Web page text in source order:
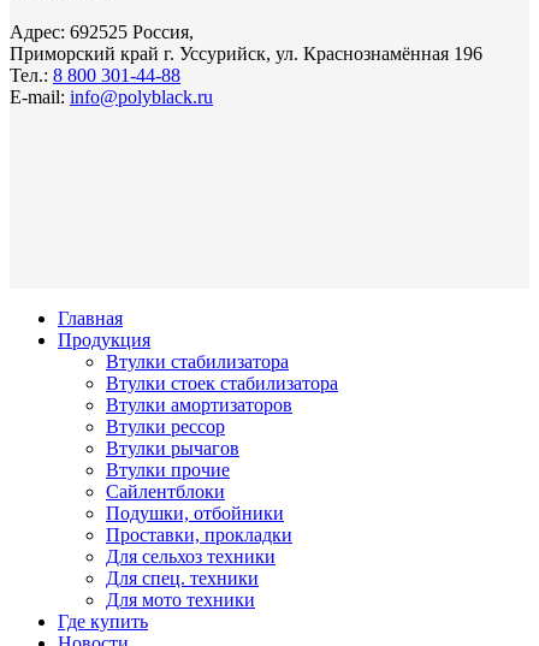
Адрес: 692525 Россия,
Приморский край г. Уссурийск, ул. Краснознамённая 196
Тел.: 8 800 301-44-88
E-mail: info@polyblack.ru
Главная
Продукция
Втулки стабилизатора
Втулки стоек стабилизатора
Втулки амортизаторов
Втулки рессор
Втулки рычагов
Втулки прочие
Сайлентблоки
Подушки, отбойники
Проставки, прокладки
Для сельхоз техники
Для спец. техники
Для мото техники
Где купить